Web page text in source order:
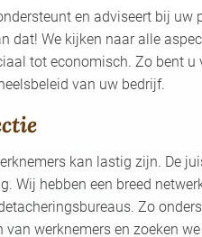
en adviseert bij uw
dat! We kijken naar alle
tot economisch. Zo bent u
van uw bedrijf.
kan lastig zijn. De
Wij hebben een breed
Zo
van werknemers en zoeken